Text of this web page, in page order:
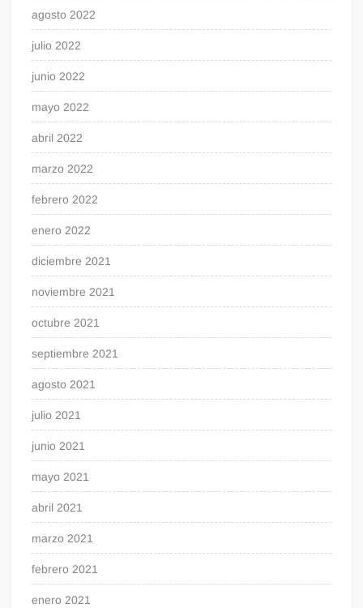
agosto 2022
julio 2022
junio 2022
mayo 2022
abril 2022
marzo 2022
febrero 2022
enero 2022
diciembre 2021
noviembre 2021
octubre 2021
septiembre 2021
agosto 2021
julio 2021
junio 2021
mayo 2021
abril 2021
marzo 2021
febrero 2021
enero 2021